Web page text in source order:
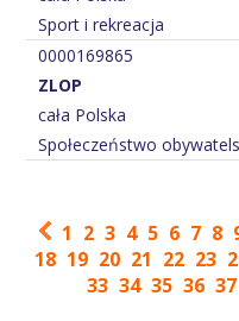
Sport i rekreacja
0000169865
ZLOP
cała Polska
Społeczeństwo
1 2 3 4 5 6 7 8
18 19 20 21 22 23
33 34 35 36 37